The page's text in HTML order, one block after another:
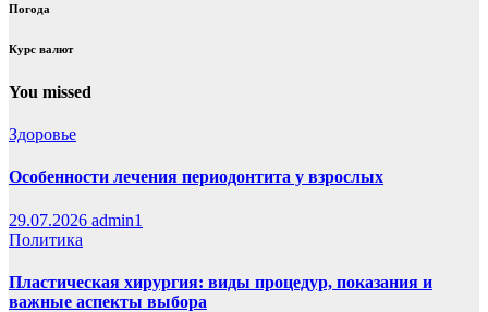
Погода
Курс валют
You missed
Здоровье
Особенности лечения периодонтита у взрослых
29.07.2026 admin1
Политика
Пластическая хирургия: виды процедур, показания и
важные аспекты выбора